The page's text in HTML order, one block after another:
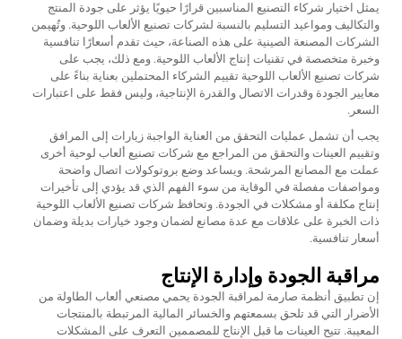
يمثل اختيار شركاء التصنيع المناسبين قرارًا حيويًا يؤثر على جودة المنتج
والتكاليف ومواعيد التسليم بالنسبة لشركات تصنيع الألعاب اللوحية. وتُهيمن
الشركات المصنعة الصينية على هذه الصناعة، حيث تقدم أسعارًا تنافسية
وخبرة متخصصة في تقنيات إنتاج الألعاب اللوحية. ومع ذلك، يجب على
شركات تصنيع الألعاب اللوحية تقييم الشركاء المحتملين بعناية بناءً على
معايير الجودة وقدرات الاتصال والقدرة الإنتاجية، وليس فقط على اعتبارات
السعر.
يجب أن تشمل عمليات التحقق من العناية الواجبة زيارات إلى المرافق
وتقييم العينات والتحقق من المراجع مع شركات تصنيع ألعاب لوحية أخرى
عملت مع المصانع المرشحة. ويساعد وضع بروتوكولات اتصال واضحة
ومواصفات مفصلة في الوقاية من سوء الفهم الذي قد يؤدي إلى تأخيرات
إنتاج مكلفة أو مشكلات في الجودة. وتحافظ شركات تصنيع الألعاب اللوحية
ذات الخبرة على علاقات مع عدة مصانع لضمان وجود خيارات بديلة وضمان
أسعار تنافسية.
مراقبة الجودة وإدارة الإنتاج
إن تطبيق أنظمة صارمة لمراقبة الجودة يحمي مصنعي ألعاب الطاولة من
الأضرار التي قد تلحق بسمعتهم والخسائر المالية المرتبطة بالمنتجات
المعيبة. تتيح العينات ما قبل الإنتاج للمصممين التعرف على المشكلات